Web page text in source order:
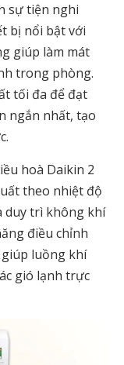
sự tiện nghi
bị nổi bật với
giúp làm mát
trong phòng.
tối đa để đạt
ngắn nhất, tạo
hoà Daikin 2
theo nhiệt độ
duy trì không khí
điều chỉnh
luồng khí
gió lạnh trực